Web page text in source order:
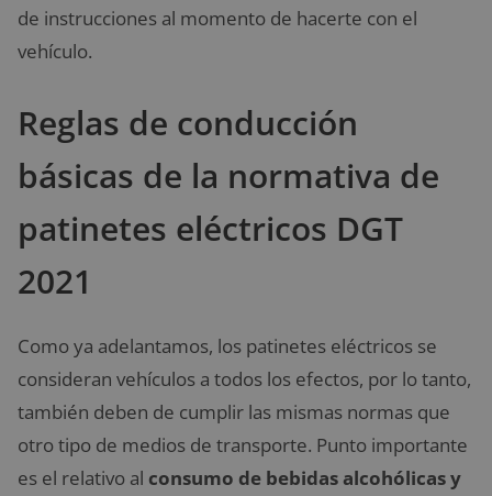
de instrucciones al momento de hacerte con el
vehículo.
Reglas de conducción
básicas de la normativa de
patinetes eléctricos DGT
2021
Como ya adelantamos, los patinetes eléctricos se
consideran vehículos a todos los efectos, por lo tanto,
también deben de cumplir las mismas normas que
otro tipo de medios de transporte. Punto importante
es el relativo al consumo de bebidas alcohólicas y